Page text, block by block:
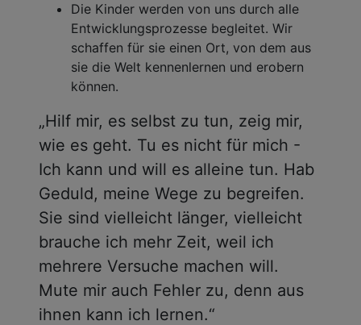
Die Kinder werden von uns durch alle
Entwicklungsprozesse begleitet. Wir
schaffen für sie einen Ort, von dem aus
sie die Welt kennenlernen und erobern
können.
„Hilf mir, es selbst zu tun, zeig mir,
wie es geht. Tu es nicht für mich -
Ich kann und will es alleine tun. Hab
Geduld, meine Wege zu begreifen.
Sie sind vielleicht länger, vielleicht
brauche ich mehr Zeit, weil ich
mehrere Versuche machen will.
Mute mir auch Fehler zu, denn aus
ihnen kann ich lernen.“